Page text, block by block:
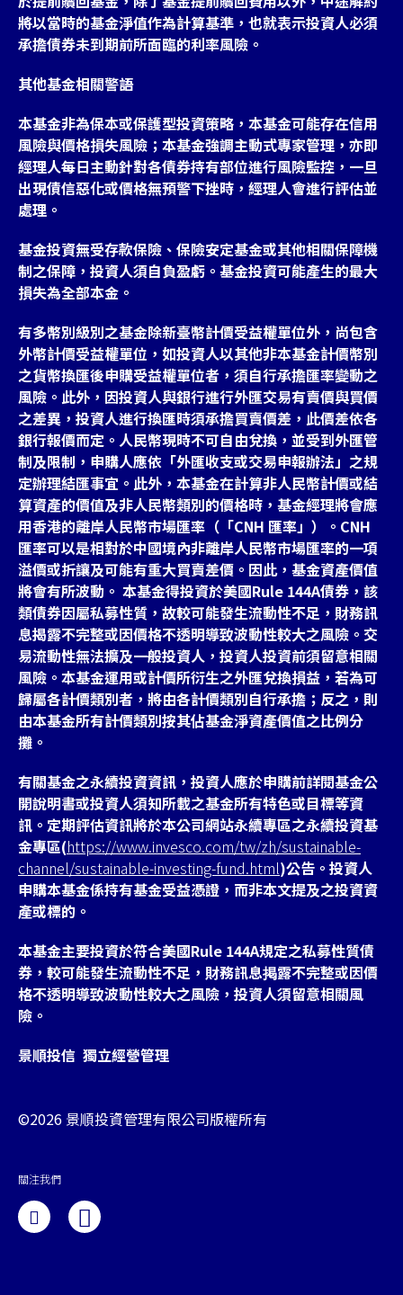
將以當時的基金淨值作為計算基準，也就表示投資人必須
承擔債券未到期前所面臨的利率風險。
其他基金相關警語
本基金非為保本或保護型投資策略，本基金可能存在信用
風險與價格損失風險；本基金強調主動式專家管理，亦即
經理人每日主動針對各債券持有部位進行風險監控，一旦
出現債信惡化或價格無預警下挫時，經理人會進行評估並
處理。
基金投資無受存款保險、保險安定基金或其他相關保障機
制之保障，投資人須自負盈虧。基金投資可能產生的最大
損失為全部本金。
有多幣別級別之基金除新臺幣計價受益權單位外，尚包含
外幣計價受益權單位，如投資人以其他非本基金計價幣別
之貨幣換匯後申購受益權單位者，須自行承擔匯率變動之
風險。此外，因投資人與銀行進行外匯交易有賣價與買價
之差異，投資人進行換匯時須承擔買賣價差，此價差依各
銀行報價而定。人民幣現時不可自由兌換，並受到外匯管
制及限制，申購人應依「外匯收支或交易申報辦法」之規
定辦理結匯事宜。此外，本基金在計算非人民幣計價或結
算資產的價值及非人民幣類別的價格時，基金經理將會應
用香港的離岸人民幣市場匯率（「CNH 匯率」）。CNH
匯率可以是相對於中國境內非離岸人民幣市場匯率的一項
溢價或折讓及可能有重大買賣差價。因此，基金資產價值
將會有所波動。 本基金得投資於美國Rule 144A債券，該
類債券因屬私募性質，故較可能發生流動性不足，財務訊
息揭露不完整或因價格不透明導致波動性較大之風險。交
易流動性無法擴及一般投資人，投資人投資前須留意相關
風險。本基金運用或計價所衍生之外匯兌換損益，若為可
歸屬各計價類別者，將由各計價類別自行承擔；反之，則
由本基金所有計價類別按其佔基金淨資產價值之比例分
攤。
有關基金之永續投資資訊，投資人應於申購前詳閱基金公
開說明書或投資人須知所載之基金所有特色或目標等資
訊。定期評估資訊將於本公司網站永續專區之永續投資基
金專區(https://www.invesco.com/tw/zh/sustainable-
channel/sustainable-investing-fund.html)公告。投資人
申購本基金係持有基金受益憑證，而非本文提及之投資資
產或標的。
本基金主要投資於符合美國Rule 144A規定之私募性質債
券，較可能發生流動性不足，財務訊息掲露不完整或因價
格不透明導致波動性較大之風險，投資人須留意相關風
險。
景順投信 獨立經營管理
©2026 景順投資管理有限公司版權所有
關注我們